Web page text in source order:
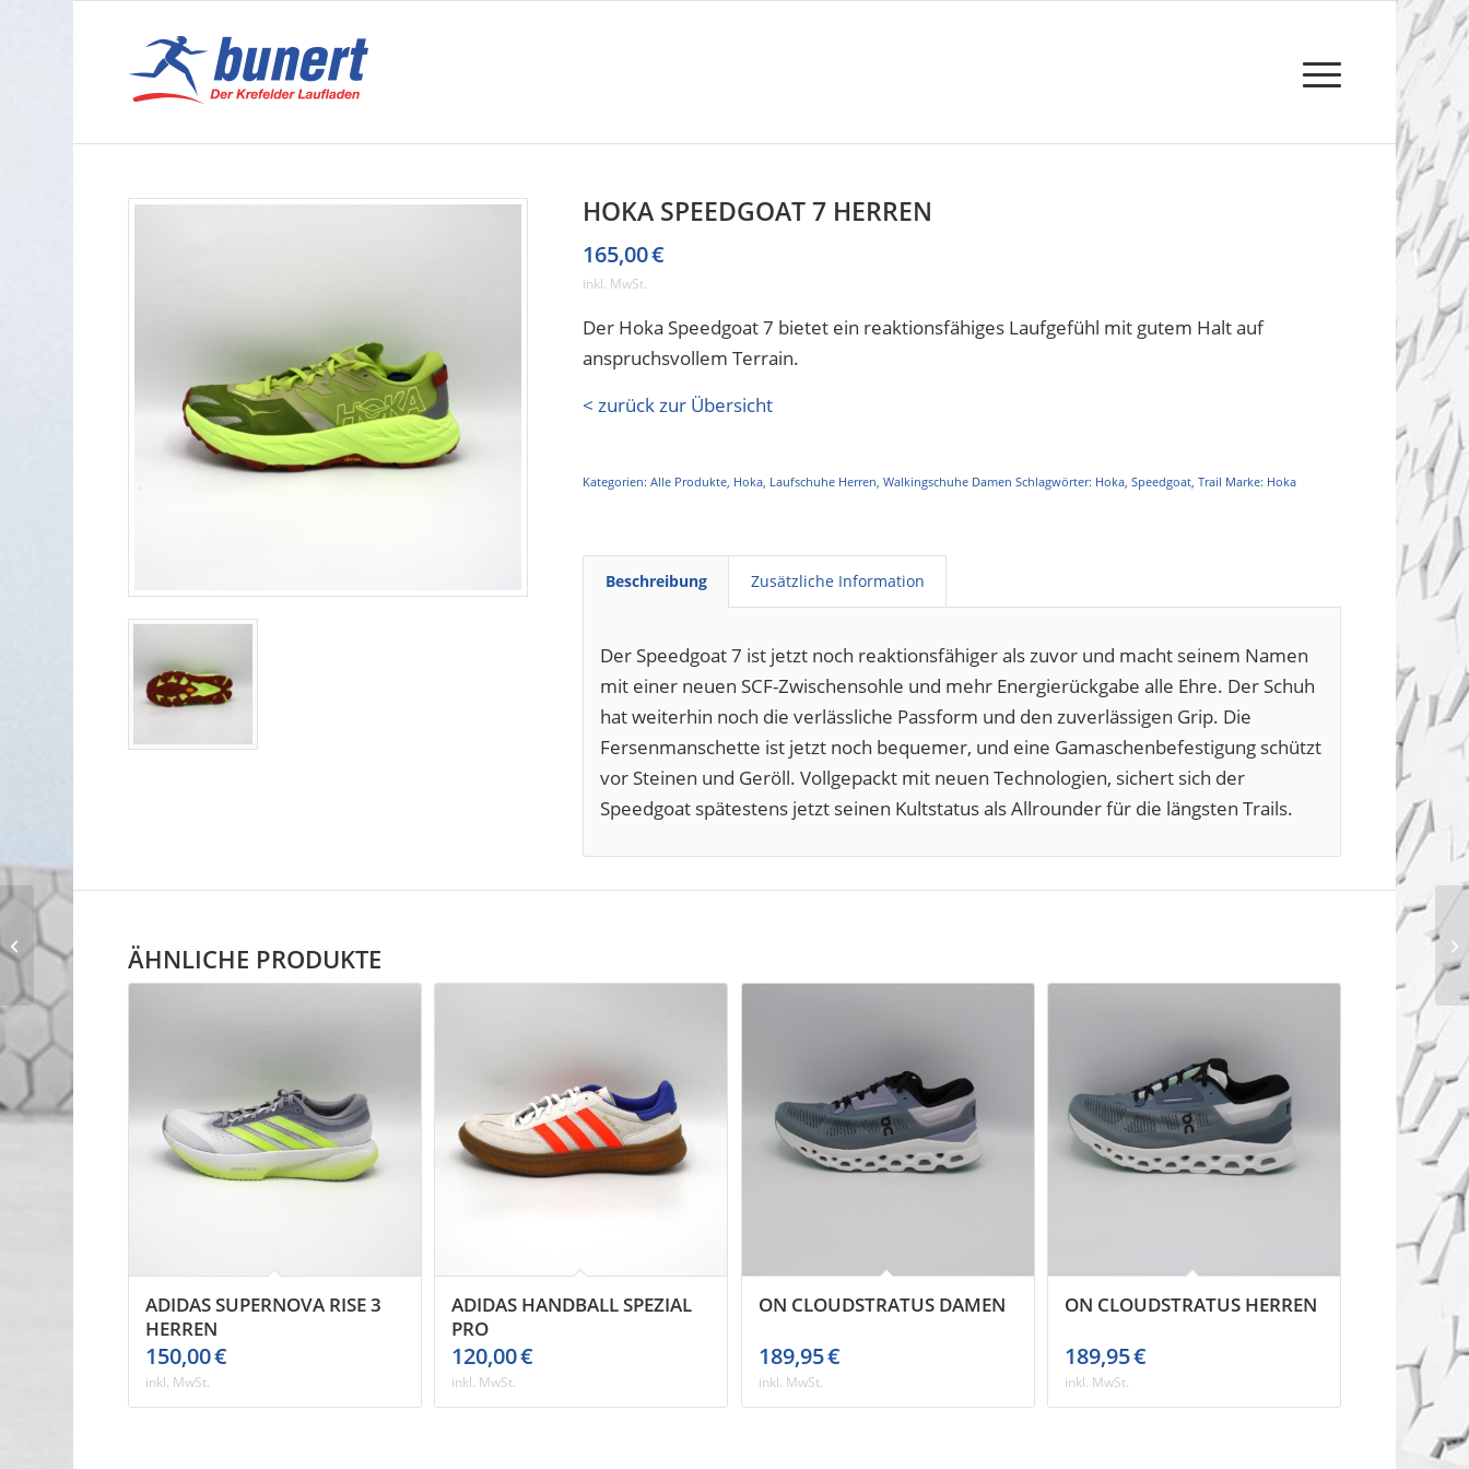
HOKA SPEEDGOAT 7 HERREN
165,00€
inkl. MwSt.
Der Hoka Speedgoat 7 bietet ein reaktionsfähiges Laufgefühl mit gutem Halt auf
anspruchsvollem Terrain.
< zurück zur Übersicht
Kategorien:Alle Produkte, Hoka, Laufschuhe Herren,Walkingschuhe Damen Schlagwörter: Hoka,Speedgoat,Trail Marke: Hoka
Beschreibung Zusätzliche Information
Der Speedgoat 7 ist jetzt noch reaktionsfähiger als zuvor und macht seinem Namen
mit einer neuen SCF-Zwischensohle und mehr Energierückgabe alle Ehre. Der Schuh
hat weiterhin noch die verlässliche Passform und den zuverlässigen Grip. Die
Fersenmanschette ist jetzt noch bequemer, und eine Gamaschenbefestigung schützt
vor Steinen und Geröll. Vollgepackt mit neuen Technologien, sichert sich der
Speedgoat spätestens jetzt seinen Kultstatus als Allrounder für die längsten Trails.
ÄHNLICHE PRODUKTE
ADIDAS SUPERNOVA RISE 3
HERREN
150,00€
inkl. MwSt.
ADIDAS HANDBALL SPEZIAL
PRO
120,00€
inkl. MwSt.
ON CLOUDSTRATUS DAMEN
189,95€
inkl. MwSt.
ON CLOUDSTRATUS HERREN
189,95€
inkl. MwSt.
Brooks Hyperion 3
Damen